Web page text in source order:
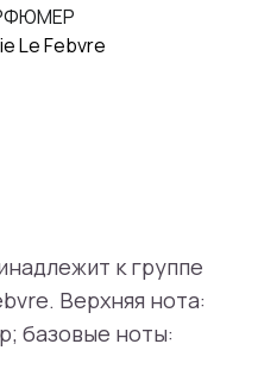
Le Febvre
к группе
Верхняя нота:
базовые ноты: